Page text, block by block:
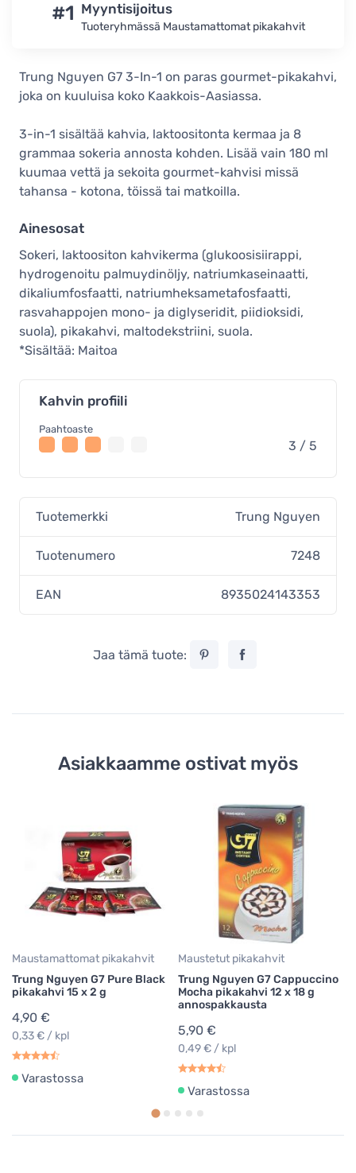
#1 Myyntisijoitus
Tuoteryhmässä Maustamattomat pikakahvit
Trung Nguyen G7 3-In-1 on paras gourmet-pikakahvi,
joka on kuuluisa koko Kaakkois-Aasiassa.
3-in-1 sisältää kahvia, laktoositonta kermaa ja 8
grammaa sokeria annosta kohden. Lisää vain 180 ml
kuumaa vettä ja sekoita gourmet-kahvisi missä
tahansa - kotona, töissä tai matkoilla.
Ainesosat
Sokeri, laktoositon kahvikerma (glukoosisiirappi,
hydrogenoitu palmuydinöljy, natriumkaseinaatti,
dikaliumfosfaatti, natriumheksametafosfaatti,
rasvahappojen mono- ja diglyseridit, piidioksidi,
suola), pikakahvi, maltodekstriini, suola.
*Sisältää: Maitoa
Kahvin profiili
Paahtoaste
3 / 5
Tuotemerkki Trung Nguyen
Tuotenumero 7248
EAN 8935024143353
Jaa tämä tuote:
Asiakkaamme ostivat myös
Maustamattomat pikakahvit
Trung Nguyen G7 Pure Black
pikakahvi 15 x 2 g
4,90 €
0,33 € / kpl
Varastossa
Maustetut pikakahvit
Trung Nguyen G7 Cappuccino
Mocha pikakahvi 12 x 18 g
annospakkausta
5,90 €
0,49 € / kpl
Varastossa